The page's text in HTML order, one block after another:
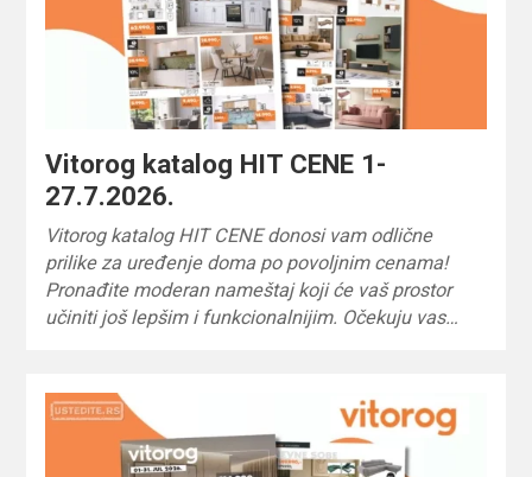
Vitorog katalog HIT CENE 1-
27.7.2026.
Vitorog katalog HIT CENE donosi vam odlične
prilike za uređenje doma po povoljnim cenama!
Pronađite moderan nameštaj koji će vaš prostor
učiniti još lepšim i funkcionalnijim. Očekuju vas…